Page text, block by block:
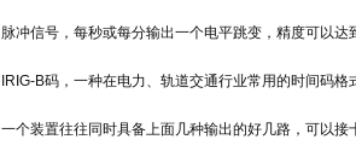
脉冲信号，每秒或每分输出一个电平跳变，精度可以达
IRIG-B码，一种在电力、轨道交通行业常用的时间码
一个装置往往同时具备上面几种输出的好几路，可以接